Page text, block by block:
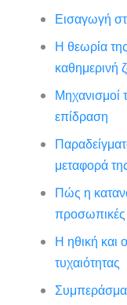
Εισαγωγή
Η θεωρία
καθημερινή
Μηχανισμοί
επίδραση
μεταφορά
Πώς η
προσωπικές
Η ηθική και
τυχαιότητας